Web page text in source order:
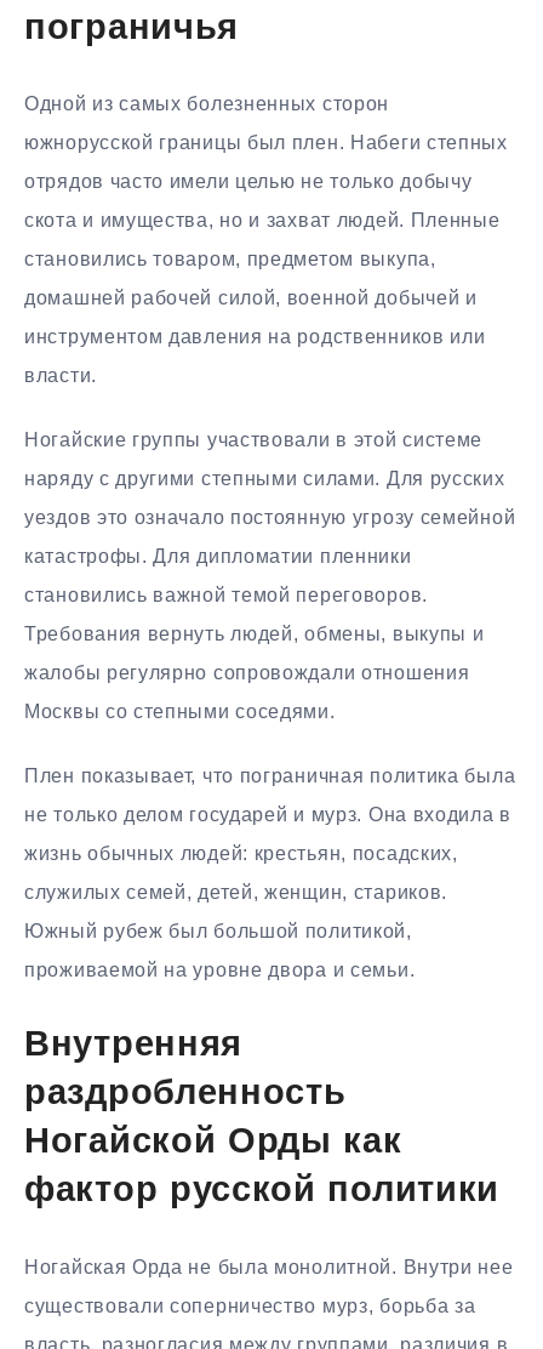
пограничья
Одной из самых болезненных сторон
южнорусской границы был плен. Набеги степных
отрядов часто имели целью не только добычу
скота и имущества, но и захват людей. Пленные
становились товаром, предметом выкупа,
домашней рабочей силой, военной добычей и
инструментом давления на родственников или
власти.
Ногайские группы участвовали в этой системе
наряду с другими степными силами. Для русских
уездов это означало постоянную угрозу семейной
катастрофы. Для дипломатии пленники
становились важной темой переговоров.
Требования вернуть людей, обмены, выкупы и
жалобы регулярно сопровождали отношения
Москвы со степными соседями.
Плен показывает, что пограничная политика была
не только делом государей и мурз. Она входила в
жизнь обычных людей: крестьян, посадских,
служилых семей, детей, женщин, стариков.
Южный рубеж был большой политикой,
проживаемой на уровне двора и семьи.
Внутренняя
раздробленность
Ногайской Орды как
фактор русской политики
Ногайская Орда не была монолитной. Внутри нее
существовали соперничество мурз, борьба за
власть, разногласия между группами, различия в